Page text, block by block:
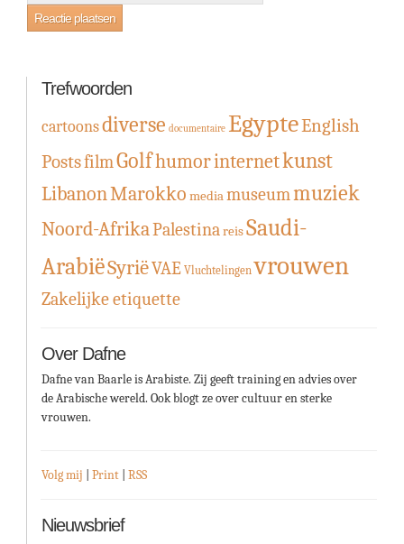
Trefwoorden
cartoonsdiverse documentaire EgypteEnglish
PostsfilmGolfhumorinternetkunst
LibanonMarokko mediamuseummuziek
Noord-AfrikaPalestinareisSaudi-
ArabiëSyriëVAE Vluchtelingen vrouwen
Zakelijke etiquette
Over Dafne
Dafne van Baarle is Arabiste. Zij geeft training en advies over
de Arabische wereld. Ook blogt ze over cultuur en sterke
vrouwen.
Volg mij Print RSS
Nieuwsbrief